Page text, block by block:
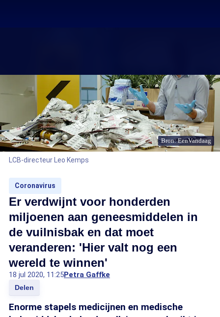
Bron: EenVandaag
LCB-directeur Leo Kemps
Coronavirus
Er verdwijnt voor honderden
miljoenen aan geneesmiddelen in
de vuilnisbak en dat moet
veranderen: 'Hier valt nog een
wereld te winnen'
18 jul 2020, 11:25Petra Gaffke
Delen
Enorme stapels medicijnen en medische